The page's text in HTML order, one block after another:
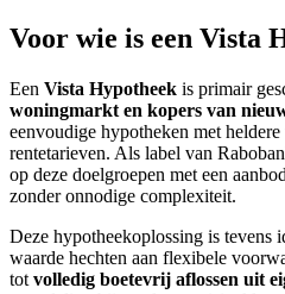
Voor wie is een Vista
Een Vista Hypotheek is primair
woningmarkt en kopers van
eenvoudige hypotheken met
rentetarieven. Als label van
op deze doelgroepen met een
zonder onnodige complexiteit.
Deze hypotheekoplossing is tevens
waarde hechten aan flexibele
tot volledig boetevrij aflossen uit